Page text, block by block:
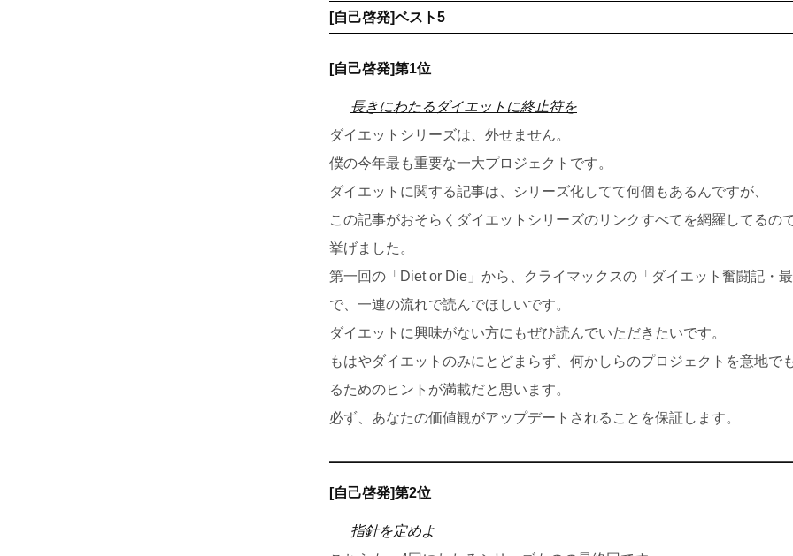
[自己啓発]ベスト5
[自己啓発]第1位
長きにわたるダイエットに終止符を
ダイエットシリーズは、外せません。
僕の今年最も重要な一大プロジェクトです。
ダイエットに関する記事は、シリーズ化してて何個もあるんですが、
この記事がおそらくダイエットシリーズのリンクすべてを網羅してるの
挙げました。
第一回の「Diet or Die」から、クライマックスの「ダイエット奮闘記・
で、一連の流れで読んでほしいです。
ダイエットに興味がない方にもぜひ読んでいただきたいです。
もはやダイエットのみにとどまらず、何かしらのプロジェクトを意地で
るためのヒントが満載だと思います。
必ず、あなたの価値観がアップデートされることを保証します。
[自己啓発]第2位
指針を定めよ